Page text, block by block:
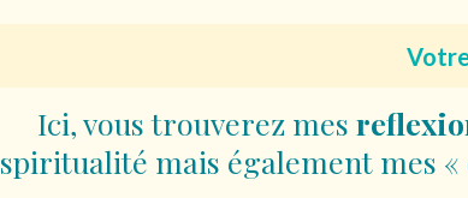
Ici, vous trouverez mes
spiritualité mais également mes «